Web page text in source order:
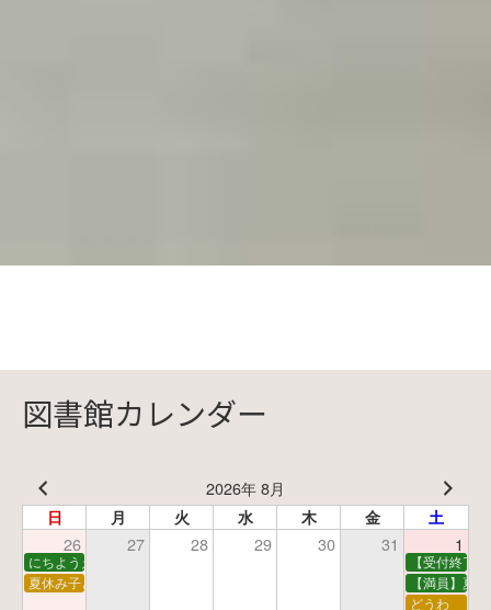
図書館カレンダー
2026年 8月
日 月 火 水 木 金 土
26 27 28 29 30 31 1
にちようえほん
【受付終了
夏休み子ども映画会
【満員】夏
どうわ